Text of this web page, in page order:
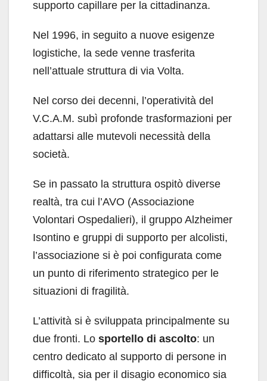
supporto capillare per la cittadinanza.
Nel 1996, in seguito a nuove esigenze
logistiche, la sede venne trasferita
nell’attuale struttura di via Volta.
Nel corso dei decenni, l’operatività del
V.C.A.M. subì profonde trasformazioni per
adattarsi alle mutevoli necessità della
società.
Se in passato la struttura ospitò diverse
realtà, tra cui l’AVO (Associazione
Volontari Ospedalieri), il gruppo Alzheimer
Isontino e gruppi di supporto per alcolisti,
l’associazione si è poi configurata come
un punto di riferimento strategico per le
situazioni di fragilità.
L’attività si è sviluppata principalmente su
due fronti. Lo sportello di ascolto: un
centro dedicato al supporto di persone in
difficoltà, sia per il disagio economico sia